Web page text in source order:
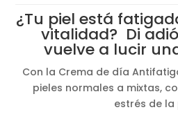
¿Tu piel está
vitalidad? Di
vuelve a lucir
Con la Crema de día
pieles normales a mixtas,
estrés de la